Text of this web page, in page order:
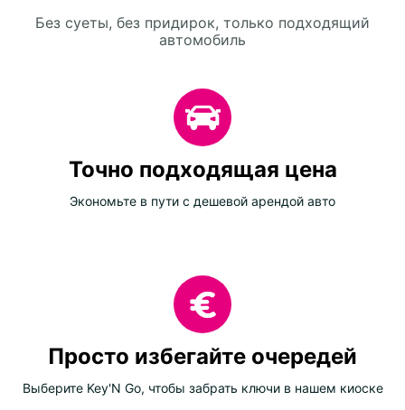
Без суеты, без придирок, только подходящий
автомобиль
Точно подходящая цена
Экономьте в пути с дешевой арендой авто
Просто избегайте очередей
Выберите Key'N Go, чтобы забрать ключи в нашем киоске